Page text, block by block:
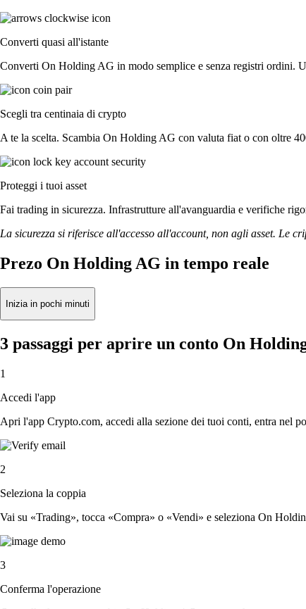
Converti quasi all'istante
Converti On Holding AG in modo semplice e senza registri ordini.
Scegli tra centinaia di crypto
A te la scelta. Scambia On Holding AG con valuta fiat o con oltre
Proteggi i tuoi asset
Fai trading in sicurezza. Infrastrutture all'avanguardia e verifiche
La sicurezza si riferisce all'accesso all'account, non agli asset. Le
Prezo On Holding AG in tempo reale
Inizia in pochi minuti
3 passaggi per aprire un conto On
1
Accedi l'app
Apri l'app Crypto.com, accedi alla sezione dei tuoi conti, entra nel
2
Seleziona la coppia
Vai su «Trading», tocca «Compra» o «Vendi» e seleziona On
3
Conferma l'operazione